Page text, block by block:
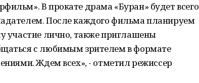
В прокате драма «Буран» будет всего
После каждого фильма планируем
участие лично, также приглашены
с любимым зрителем в формате
Ждем всех», - отметил режиссер